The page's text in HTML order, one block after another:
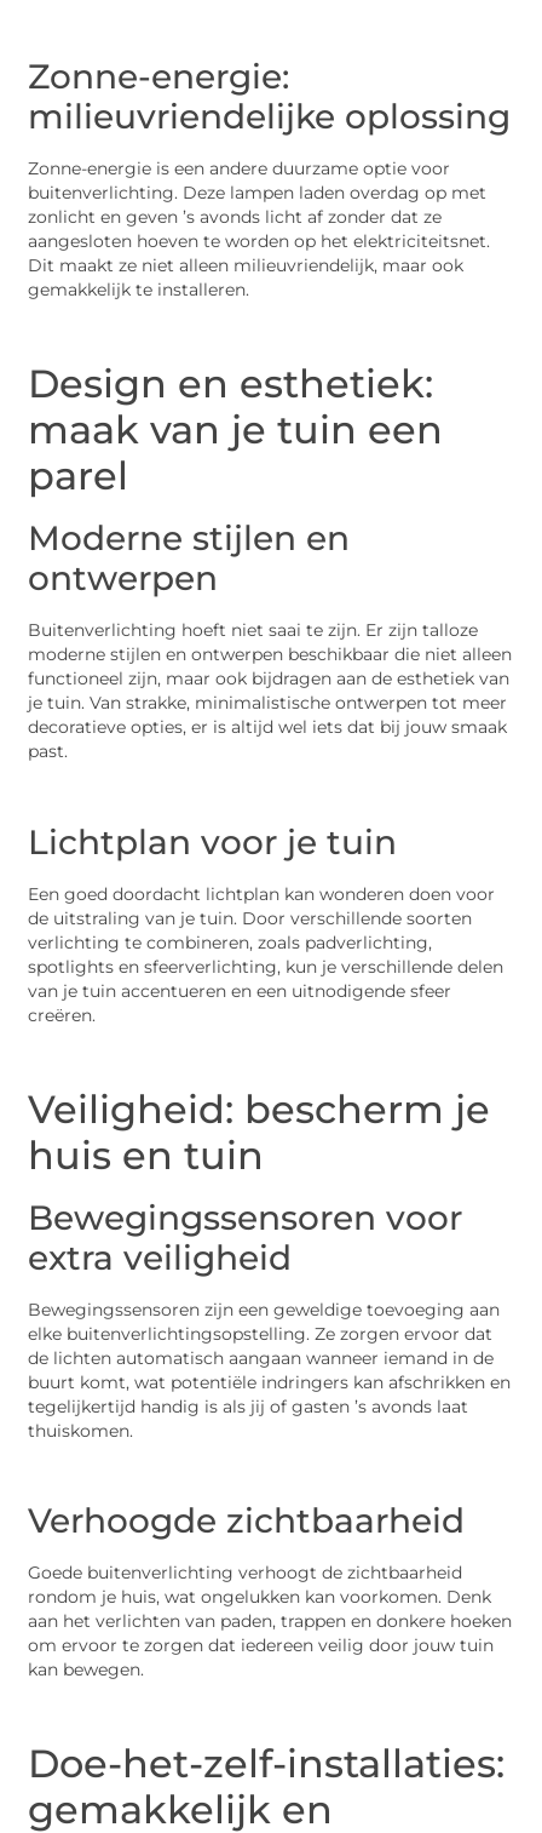
Zonne-energie:
milieuvriendelijke oplossing
Zonne-energie is een andere duurzame optie voor
buitenverlichting. Deze lampen laden overdag op met
zonlicht en geven ’s avonds licht af zonder dat ze
aangesloten hoeven te worden op het elektriciteitsnet.
Dit maakt ze niet alleen milieuvriendelijk, maar ook
gemakkelijk te installeren.
Design en esthetiek:
maak van je tuin een
parel
Moderne stijlen en
ontwerpen
Buitenverlichting hoeft niet saai te zijn. Er zijn talloze
moderne stijlen en ontwerpen beschikbaar die niet alleen
functioneel zijn, maar ook bijdragen aan de esthetiek van
je tuin. Van strakke, minimalistische ontwerpen tot meer
decoratieve opties, er is altijd wel iets dat bij jouw smaak
past.
Lichtplan voor je tuin
Een goed doordacht lichtplan kan wonderen doen voor
de uitstraling van je tuin. Door verschillende soorten
verlichting te combineren, zoals padverlichting,
spotlights en sfeerverlichting, kun je verschillende delen
van je tuin accentueren en een uitnodigende sfeer
creëren.
Veiligheid: bescherm je
huis en tuin
Bewegingssensoren voor
extra veiligheid
Bewegingssensoren zijn een geweldige toevoeging aan
elke buitenverlichtingsopstelling. Ze zorgen ervoor dat
de lichten automatisch aangaan wanneer iemand in de
buurt komt, wat potentiële indringers kan afschrikken en
tegelijkertijd handig is als jij of gasten ’s avonds laat
thuiskomen.
Verhoogde zichtbaarheid
Goede buitenverlichting verhoogt de zichtbaarheid
rondom je huis, wat ongelukken kan voorkomen. Denk
aan het verlichten van paden, trappen en donkere hoeken
om ervoor te zorgen dat iedereen veilig door jouw tuin
kan bewegen.
Doe-het-zelf-installaties:
gemakkelijk en